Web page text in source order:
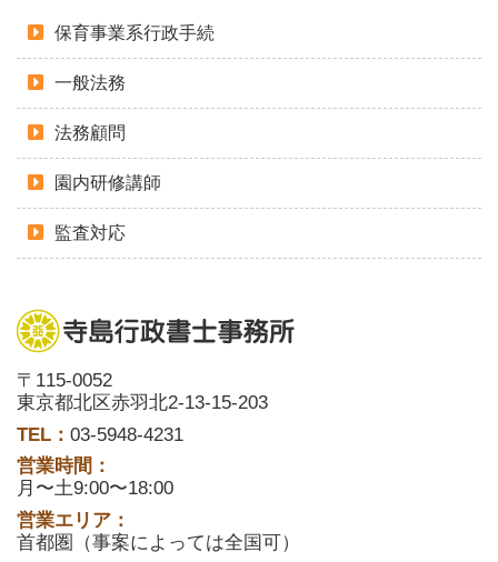
保育事業系行政手続
一般法務
法務顧問
園内研修講師
監査対応
〒115-0052
東京都北区赤羽北2-13-15-203
TEL： 03-5948-4231
営業時間：
月〜土9:00〜18:00
営業エリア：
首都圏（事案によっては全国可）